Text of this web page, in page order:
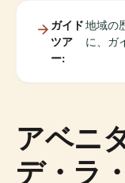
ガイド
ツア
ー:
地域の
に、ガ
アベニ
デ・ラ